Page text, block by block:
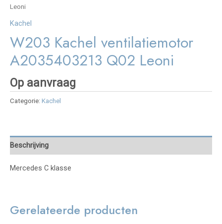
Leoni
Kachel
W203 Kachel ventilatiemotor
A2035403213 Q02 Leoni
Op aanvraag
Categorie: Kachel
Beschrijving
Mercedes C klasse
Gerelateerde producten